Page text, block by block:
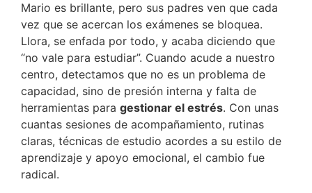
Mario es brillante, pero sus padres ven que cada
vez que se acercan los exámenes se bloquea.
Llora, se enfada por todo, y acaba diciendo que
“no vale para estudiar”. Cuando acude a nuestro
centro, detectamos que no es un problema de
capacidad, sino de presión interna y falta de
herramientas para gestionar el estrés. Con unas
cuantas sesiones de acompañamiento, rutinas
claras, técnicas de estudio acordes a su estilo de
aprendizaje y apoyo emocional, el cambio fue
radical.